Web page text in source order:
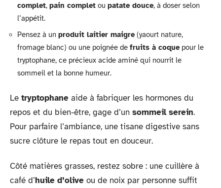
complet, pain complet ou patate douce, à doser selon
l’appétit.
Pensez à un produit laitier maigre(yaourt nature,
fromage blanc) ou une poignée de fruits à coquepour le
tryptophane, ce précieux acide aminé qui nourrit le
sommeil et la bonne humeur.
Le tryptophane aide à fabriquer les hormones du
repos et du bien-être, gage d’un sommeil serein.
Pour parfaire l’ambiance, une tisane digestive sans
sucre clôture le repas tout en douceur.
Côté matières grasses, restez sobre : une cuillère à
café d’huile d’olive ou de noix par personne suffit